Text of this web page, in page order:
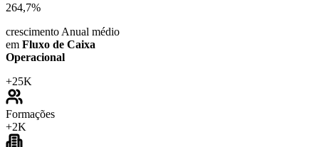
264,7%
crescimento Anual médio
em Fluxo de Caixa
Operacional
+25K
Formações
+2K